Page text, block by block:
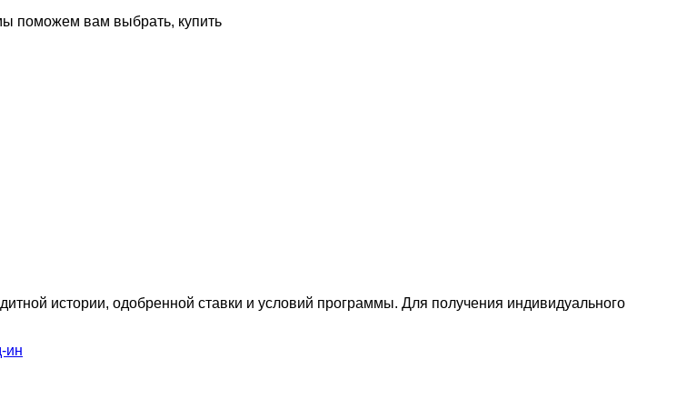
поможем вам выбрать, купить
истории, одобренной ставки и условий программы. Для получения индивидуального
ин